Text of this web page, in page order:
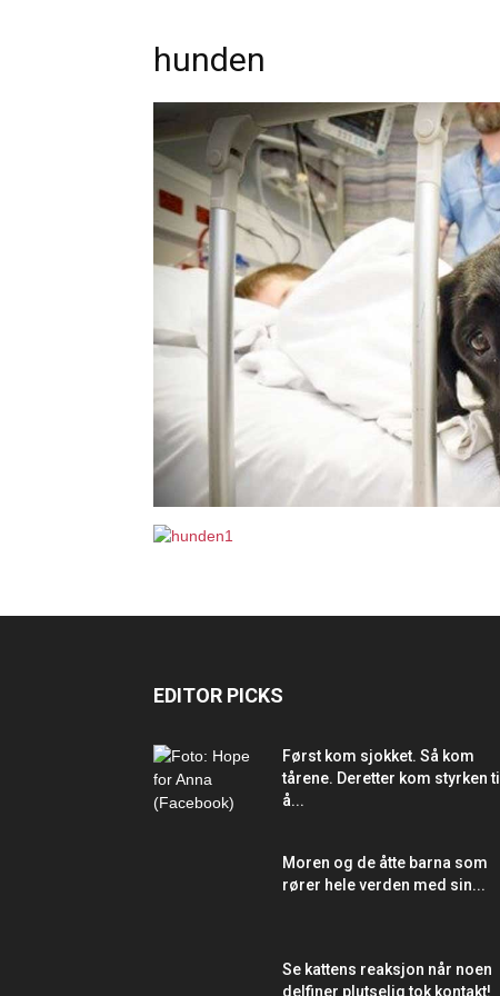
hunden
EDITOR PICKS
Først kom sjokket. Så kom
tårene. Deretter kom styrken til
å...
Moren og de åtte barna som
rører hele verden med sin...
Se kattens reaksjon når noen
delfiner plutselig tok kontakt!